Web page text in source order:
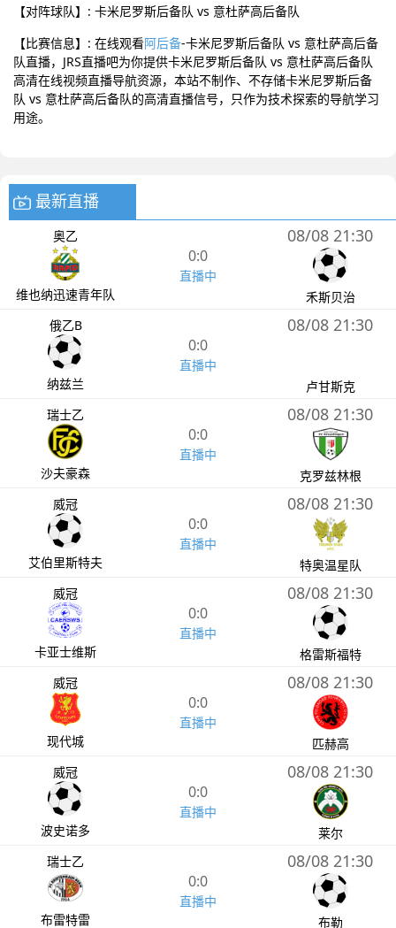
【对阵球队】: 卡米尼罗斯后备队 vs 意杜萨高后备队
【比赛信息】: 在线观看阿后备-卡米尼罗斯后备队 vs 意杜萨高后备
队直播，JRS直播吧为你提供卡米尼罗斯后备队 vs 意杜萨高后备队
高清在线视频直播导航资源，本站不制作、不存储卡米尼罗斯后备
队 vs 意杜萨高后备队的高清直播信号，只作为技术探索的导航学习
用途。
最新直播
奥乙
维也纳迅速青年队
0:0
直播中
08/08 21:30
禾斯贝治
俄乙B
纳兹兰
0:0
直播中
08/08 21:30
卢甘斯克
瑞士乙
沙夫豪森
0:0
直播中
08/08 21:30
克罗兹林根
威冠
艾伯里斯特夫
0:0
直播中
08/08 21:30
特奥温星队
威冠
卡亚士维斯
0:0
直播中
08/08 21:30
格雷斯福特
威冠
现代城
0:0
直播中
08/08 21:30
匹赫高
威冠
波史诺多
0:0
直播中
08/08 21:30
莱尔
瑞士乙
布雷特雷
0:0
直播中
08/08 21:30
布勒